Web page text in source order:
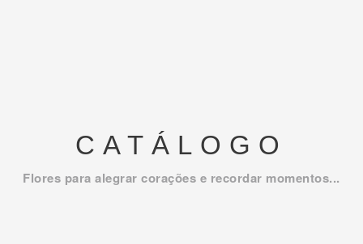
CATÁLOGO
Flores para alegrar corações e recordar momentos...